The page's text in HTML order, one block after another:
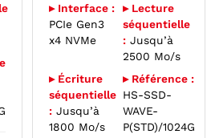
▸ Interface :
PCIe Gen3
x4 NVMe
▸ Lecture
séquentielle
: Jusqu’à
2500 Mo/s
▸ Écriture
séquentielle
: Jusqu’à
1800 Mo/s
▸ Référence :
HS-SSD-
WAVE-
P(STD)/1024G